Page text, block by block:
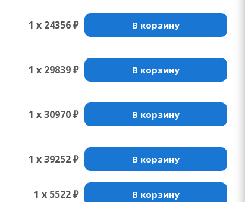
1 x 24356 ₽ В корзину
1 x 29839 ₽ В корзину
1 x 30970 ₽ В корзину
1 x 39252 ₽ В корзину
1 x 5522 ₽ В корзину